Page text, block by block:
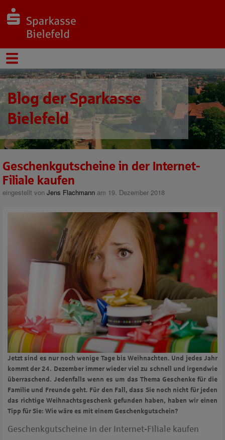
Blog der Sparkasse
Bielefeld
Geschenkgutscheine in der Internet-
Filiale kaufen
eingestellt von Jens Flachmann am 19. Dezember 2018
Jetzt sind es nur noch wenige Tage bis Weihnachten. Und jedes Jahr
kommt der 24. Dezember immer wieder viel zu schnell und irgendwie
überraschend. Jedenfalls wenn es um das Thema Geschenke für die
Familie und Freunde geht. Für den Fall, dass Sie noch nicht für jeden
das richtige Weihnachtsgeschenk gefunden haben, haben wir einen
Tipp für Sie: Wie wäre es mit einem Geschenkgutschein?
Geschenkgutscheine in der Internet-Filiale kaufen